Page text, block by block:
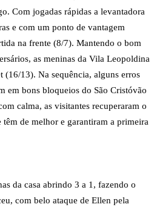
Com jogadas rápidas a levantadora
e com um ponto de vantagem
na frente (8/7). Mantendo o bom
as meninas da Vila Leopoldina
(16/13). Na sequência, alguns erros
em bons bloqueios do São Cristóvão
calma, as visitantes recuperaram o
de melhor e garantiram a primeira
da casa abrindo 3 a 1, fazendo o
com belo ataque de Ellen pela